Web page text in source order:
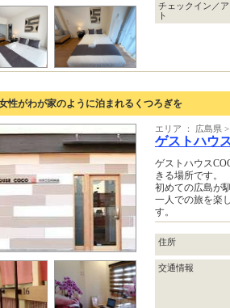
チェックイン／
ト
性がわが家のように泊まれるくつろぎを
エリア ： 広島県
ゲストハウ
ゲストハウス
きる場所です。
初めての広島が
一人での旅を楽
す。
住所
交通情報